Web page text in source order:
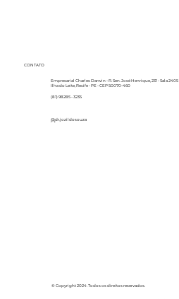
CONTATO
Empresarial Charles Darwin - R. Sen. José Henrique, 231 - Sala 2405
Ilha do Leite, Recife - PE - CEP 50070-460
(81) 98285 - 3235
@dr.jozildosouza
© Copyright 2024. Todos os direitos reservados.